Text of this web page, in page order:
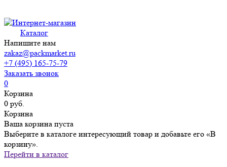
Каталог
Напишите нам
zakaz@packmarket.ru
+7 (495) 165-75-79
Заказать звонок
0
Корзина
0 руб.
Корзина
Ваша корзина пуста
Выберите в каталоге интересующий товар и добавьте его «В
корзину».
Перейти в каталог